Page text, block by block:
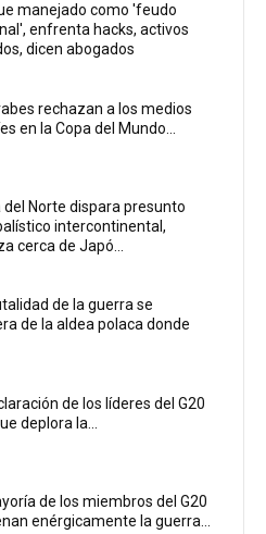
manejado como 'feudo
enfrenta hacks, activos
dicen abogados
rechazan a los medios
en la Copa del Mundo...
del Norte dispara presunto
intercontinental,
cerca de Japó...
de la guerra se
de la aldea polaca donde
de los líderes del G20
deplora la...
de los miembros del G20
enérgicamente la guerra...